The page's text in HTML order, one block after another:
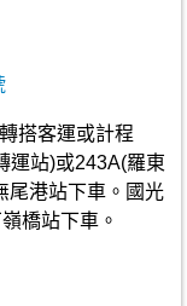
搭客運或計程
運站)或243A(羅東
港站下車。國光
橋站下車。